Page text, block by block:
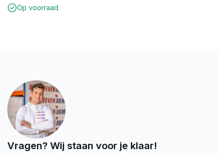
Op voorraad
Vragen? Wij staan voor je klaar!